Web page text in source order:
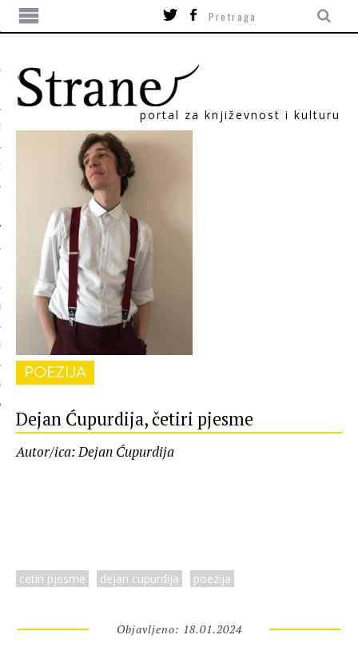
portal za književnost i kulturu
POEZIJA
Dejan Ćupurdija, četiri pjesme
Autor/ica: Dejan Ćupurdija
cetiri pjesme dejan cupurdija poezija
Objavljeno: 18.01.2024